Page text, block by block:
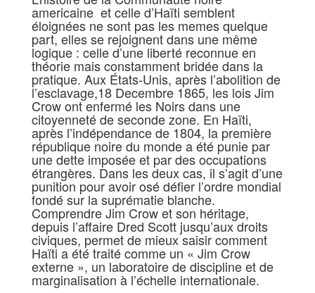
americaine et celle d’Haïti semblent
éloignées ne sont pas les memes quelque
part, elles se rejoignent dans une même
logique : celle d’une liberté reconnue en
théorie mais constamment bridée dans la
pratique. Aux États‑Unis, après l’abolition de
l’esclavage,18 Decembre 1865, les lois Jim
Crow ont enfermé les Noirs dans une
citoyenneté de seconde zone. En Haïti,
après l’indépendance de 1804, la première
république noire du monde a été punie par
une dette imposée et par des occupations
étrangères. Dans les deux cas, il s’agit d’une
punition pour avoir osé défier l’ordre mondial
fondé sur la suprématie blanche.
Comprendre Jim Crow et son héritage,
depuis l’affaire Dred Scott jusqu’aux droits
civiques, permet de mieux saisir comment
Haïti a été traité comme un « Jim Crow
externe », un laboratoire de discipline et de
marginalisation à l’échelle internationale.